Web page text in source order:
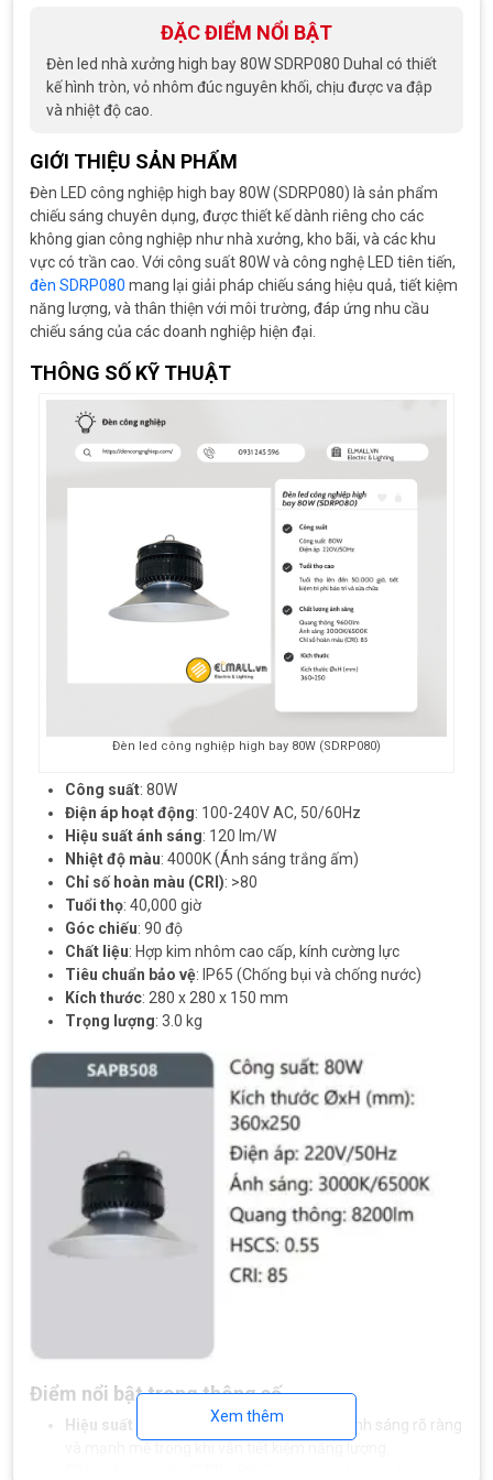
ĐẶC ĐIỂM NỔI BẬT
Đèn led nhà xưởng high bay 80W SDRP080 Duhal có thiết
kế hình tròn, vỏ nhôm đúc nguyên khối, chịu được va đập
và nhiệt độ cao.
GIỚI THIỆU SẢN PHẨM
Đèn LED công nghiệp high bay 80W (SDRP080) là sản phẩm
chiếu sáng chuyên dụng, được thiết kế dành riêng cho các
không gian công nghiệp như nhà xưởng, kho bãi, và các khu
vực có trần cao. Với công suất 80W và công nghệ LED tiên tiến,
đèn SDRP080 mang lại giải pháp chiếu sáng hiệu quả, tiết kiệm
năng lượng, và thân thiện với môi trường, đáp ứng nhu cầu
chiếu sáng của các doanh nghiệp hiện đại.
THÔNG SỐ KỸ THUẬT
Đèn led công nghiệp high bay 80W (SDRP080)
Công suất: 80W
Điện áp hoạt động: 100-240V AC, 50/60Hz
Hiệu suất ánh sáng: 120 lm/W
Nhiệt độ màu: 4000K (Ánh sáng trắng ấm)
Chỉ số hoàn màu (CRI): >80
Tuổi thọ: 40,000 giờ
Góc chiếu: 90 độ
Chất liệu: Hợp kim nhôm cao cấp, kính cường lực
Tiêu chuẩn bảo vệ: IP65 (Chống bụi và chống nước)
Kích thước: 280 x 280 x 150 mm
Trọng lượng: 3.0 kg
Điểm nổi bật trong thông số
Hiệu suất ánh sáng 120 lm/W: Đảm bảo ánh sáng rõ ràng
Xem thêm